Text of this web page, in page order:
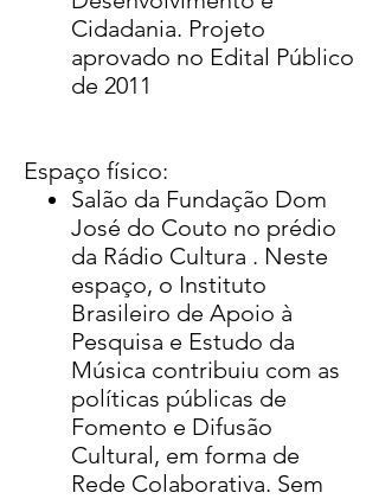
Cidadania. Projeto
aprovado no Edital Público
de 2011
Espaço físico:
Salão da Fundação Dom
José do Couto no prédio
da Rádio Cultura . Neste
espaço, o Instituto
Brasileiro de Apoio à
Pesquisa e Estudo da
Música contribuiu com as
políticas públicas de
Fomento e Difusão
Cultural, em forma de
Rede Colaborativa. Sem